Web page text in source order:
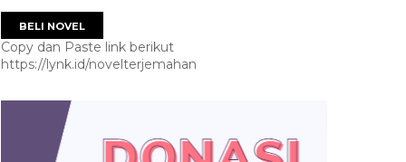
BELI NOVEL
Copy dan Paste link berikut
https://lynk.id/novelterjemahan